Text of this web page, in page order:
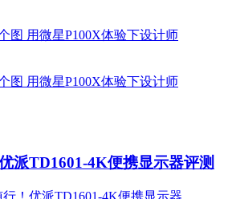
派TD1601-4K便携显示器评测